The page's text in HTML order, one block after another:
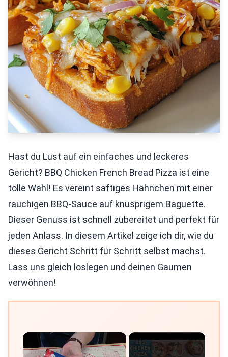
Hast du Lust auf ein einfaches und leckeres
Gericht? BBQ Chicken French Bread Pizza ist eine
tolle Wahl! Es vereint saftiges Hähnchen mit einer
rauchigen BBQ-Sauce auf knusprigem Baguette.
Dieser Genuss ist schnell zubereitet und perfekt für
jeden Anlass. In diesem Artikel zeige ich dir, wie du
dieses Gericht Schritt für Schritt selbst machst.
Lass uns gleich loslegen und deinen Gaumen
verwöhnen!
×